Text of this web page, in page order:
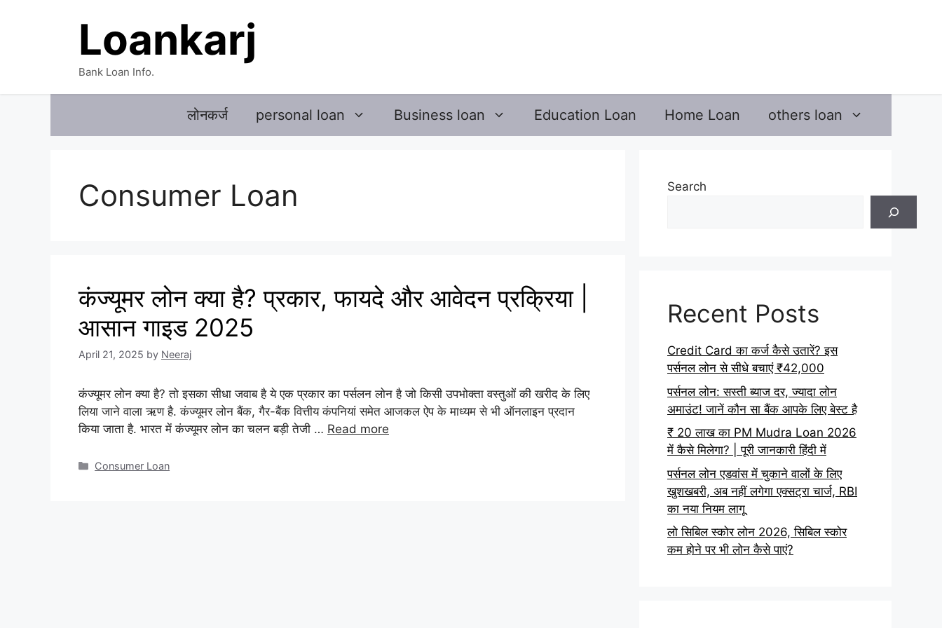
Loankarj
Bank Loan Info.
लोनकर्ज personal loan Business loan Education Loan Home Loan others loan
Consumer Loan
कंज्यूमर लोन क्या है? प्रकार, फायदे और आवेदन प्रक्रिया |
आसान गाइड 2025
April 21, 2025 by Neeraj
कंज्यूमर लोन क्या है? तो इसका सीधा जवाब है ये एक प्रकार का पर्सलन लोन है जो किसी उपभोक्ता वस्तुओं की खरीद के लिए
लिया जाने वाला ऋण है. कंज्यूमर लोन बैंक, गैर-बैंक वित्तीय कंपनियां समेत आजकल ऐप के माध्यम से भी ऑनलाइन प्रदान
किया जाता है. भारत में कंज्यूमर लोन का चलन बड़ी तेजी … Read more
Categories
Consumer Loan
Search
Recent Posts
Credit Card का कर्ज कैसे उतारें? इस
पर्सनल लोन से सीधे बचाएं ₹42,000
पर्सनल लोन: सस्ती ब्याज दर, ज्यादा लोन
अमाउंट! जानें कौन सा बैंक आपके लिए बेस्ट है
₹ 20 लाख का PM Mudra Loan 2026
में कैसे मिलेगा? | पूरी जानकारी हिंदी में
पर्सनल लोन एडवांस में चुकाने वालों के लिए
खुशखबरी, अब नहीं लगेगा एक्सट्रा चार्ज, RBI
का नया नियम लागू
लो सिबिल स्कोर लोन 2026, सिबिल स्कोर
कम होने पर भी लोन कैसे पाएं?